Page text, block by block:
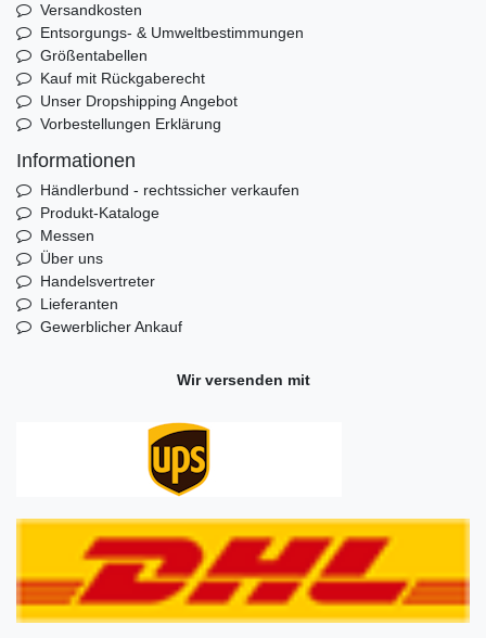
Versandkosten
Entsorgungs- & Umweltbestimmungen
Größentabellen
Kauf mit Rückgaberecht
Unser Dropshipping Angebot
Vorbestellungen Erklärung
Informationen
Händlerbund - rechtssicher verkaufen
Produkt-Kataloge
Messen
Über uns
Handelsvertreter
Lieferanten
Gewerblicher Ankauf
Wir versenden mit